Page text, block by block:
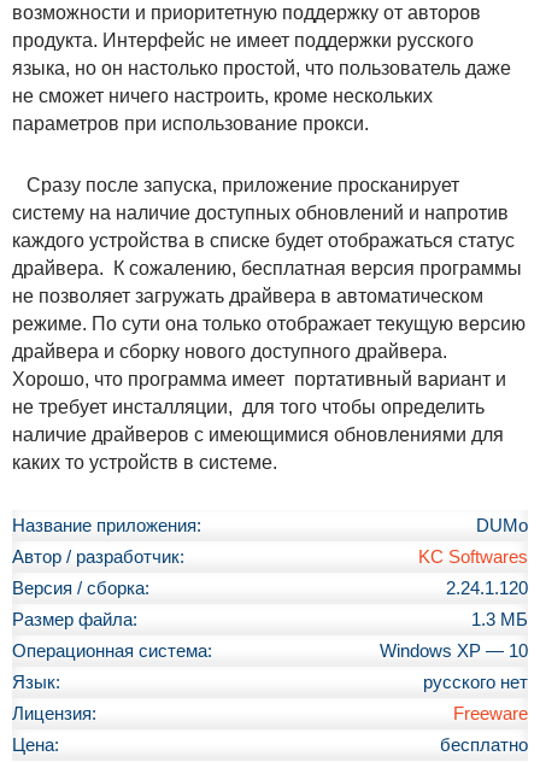
возможности и приоритетную поддержку от авторов
продукта. Интерфейс не имеет поддержки русского
языка, но он настолько простой, что пользователь даже
не сможет ничего настроить, кроме нескольких
параметров при использование прокси.
Сразу после запуска, приложение просканирует
систему на наличие доступных обновлений и напротив
каждого устройства в списке будет отображаться статус
драйвера. К сожалению, бесплатная версия программы
не позволяет загружать драйвера в автоматическом
режиме. По сути она только отображает текущую версию
драйвера и сборку нового доступного драйвера.
Хорошо, что программа имеет портативный вариант и
не требует инсталляции, для того чтобы определить
наличие драйверов с имеющимися обновлениями для
каких то устройств в системе.
Название приложения:
DUMo
Автор / разработчик:
KC Softwares
Версия / сборка:
2.24.1.120
Размер файла:
1.3 МБ
Операционная система:
Windows XP — 10
Язык:
русского нет
Лицензия:
Freeware
Цена:
бесплатно